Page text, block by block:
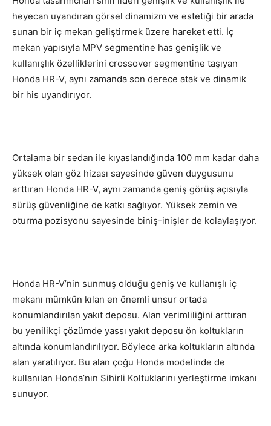
heyecan uyandıran görsel dinamizm ve estetiği bir arada
sunan bir iç mekan geliştirmek üzere hareket etti. İç
mekan yapısıyla MPV segmentine has genişlik ve
kullanışlık özelliklerini crossover segmentine taşıyan
Honda HR-V, aynı zamanda son derece atak ve dinamik
bir his uyandırıyor.
Ortalama bir sedan ile kıyaslandığında 100 mm kadar daha
yüksek olan göz hizası sayesinde güven duygusunu
arttıran Honda HR-V, aynı zamanda geniş görüş açısıyla
sürüş güvenliğine de katkı sağlıyor. Yüksek zemin ve
oturma pozisyonu sayesinde biniş-inişler de kolaylaşıyor.
Honda HR-V’nin sunmuş olduğu geniş ve kullanışlı iç
mekanı mümkün kılan en önemli unsur ortada
konumlandırılan yakıt deposu. Alan verimliliğini arttıran
bu yenilikçi çözümde yassı yakıt deposu ön koltukların
altında konumlandırılıyor. Böylece arka koltukların altında
alan yaratılıyor. Bu alan çoğu Honda modelinde de
kullanılan Honda’nın Sihirli Koltuklarını yerleştirme imkanı
sunuyor.